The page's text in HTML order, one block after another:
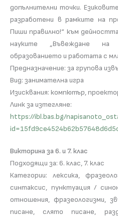
допълнителни точки.
разработени в рамките на
Пиши правилно!“ към
науките „Въвеждане
образованието и работата с
Предназначение: за групова
Вид: занимателна игра
Изисквания: компютър,
Линк за изтегляне:
https://ibl.bas.bg/
Викторина за 6. и 7. клас
Подходящи за: 6. клас, 7. клас
Категории: лексика,
синтаксис, пунктуация /
отношения, фразеологизми,
писане, слято писане,